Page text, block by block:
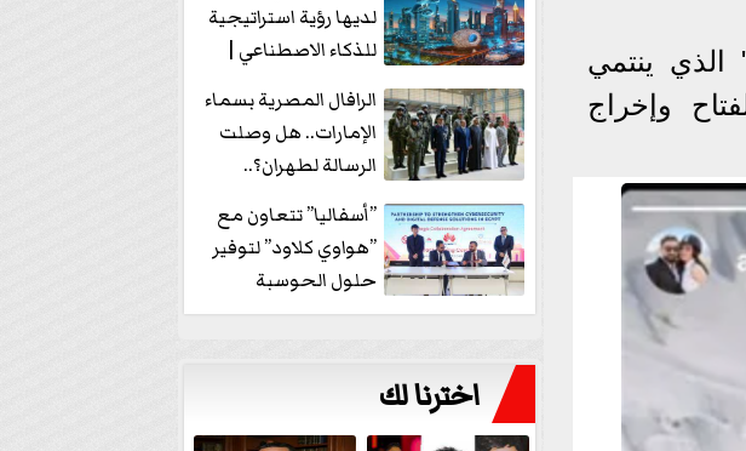
الذي ينتمي
الفتاح وإخراج
لديها رؤية استراتيجية
للذكاء الاصطناعي |
الرافال المصرية بسماء
الإمارات.. هل وصلت
الرسالة لطهران؟..
”ماعت جروب” تُجيب؟
|...
”أسفاليا” تتعاون مع
”هواوي كلاود” لتوفير
حلول الحوسبة
السحابية والأمن
اخترنا لك